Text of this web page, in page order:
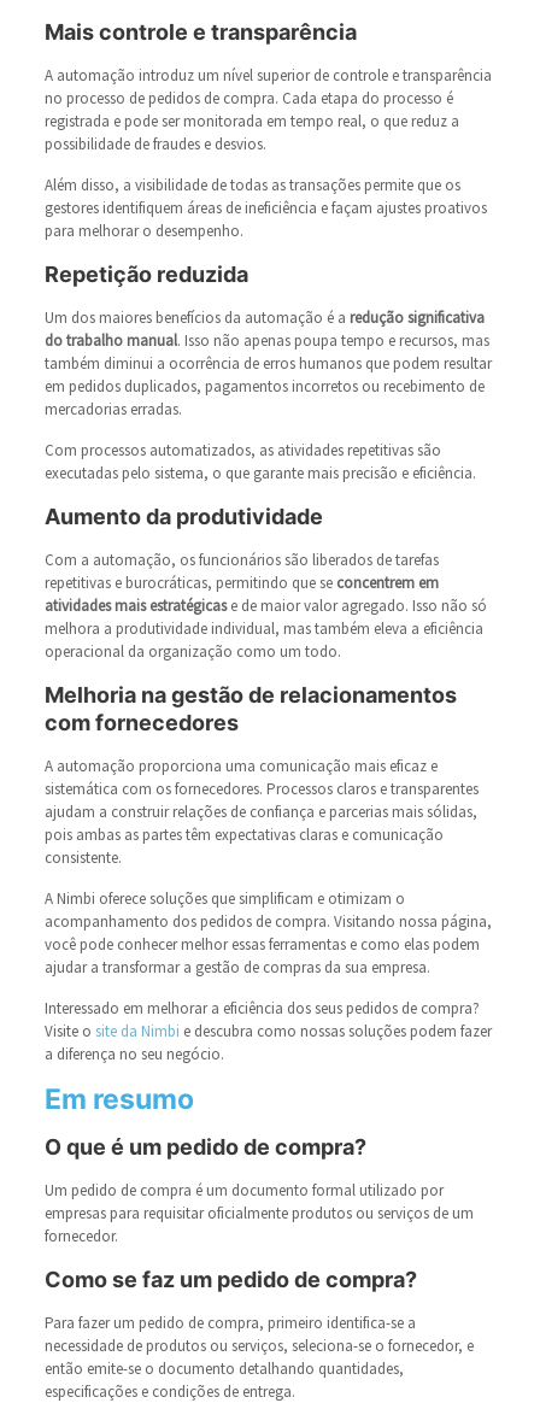
Mais controle e transparência
A automação introduz um nível superior de controle e transparência
no processo de pedidos de compra. Cada etapa do processo é
registrada e pode ser monitorada em tempo real, o que reduz a
possibilidade de fraudes e desvios.
Além disso, a visibilidade de todas as transações permite que os
gestores identifiquem áreas de ineficiência e façam ajustes proativos
para melhorar o desempenho.
Repetição reduzida
Um dos maiores benefícios da automação é a redução significativa
do trabalho manual. Isso não apenas poupa tempo e recursos, mas
também diminui a ocorrência de erros humanos que podem resultar
em pedidos duplicados, pagamentos incorretos ou recebimento de
mercadorias erradas.
Com processos automatizados, as atividades repetitivas são
executadas pelo sistema, o que garante mais precisão e eficiência.
Aumento da produtividade
Com a automação, os funcionários são liberados de tarefas
repetitivas e burocráticas, permitindo que seconcentrem em
atividades mais estratégicase de maior valor agregado. Isso não só
melhora a produtividade individual, mas também eleva a eficiência
operacional da organização como um todo.
Melhoria na gestão de relacionamentos
com fornecedores
A automação proporciona uma comunicação mais eficaz e
sistemática com os fornecedores. Processos claros e transparentes
ajudam a construir relações de confiança e parcerias mais sólidas,
pois ambas as partes têm expectativas claras e comunicação
consistente.
A Nimbi oferece soluções que simplificam e otimizam o
acompanhamento dos pedidos de compra. Visitando nossa página,
você pode conhecer melhor essas ferramentas e como elas podem
ajudar a transformar a gestão de compras da sua empresa.
Interessado em melhorar a eficiência dos seus pedidos de compra?
Visite o site da Nimbi e descubra como nossas soluções podem fazer
a diferença no seu negócio.
Em resumo
O que é um pedido de compra?
Um pedido de compra é um documento formal utilizado por
empresas para requisitar oficialmente produtos ou serviços de um
fornecedor.
Como se faz um pedido de compra?
Para fazer um pedido de compra, primeiro identifica-se a
necessidade de produtos ou serviços, seleciona-se o fornecedor, e
então emite-se o documento detalhando quantidades,
especificações e condições de entrega.